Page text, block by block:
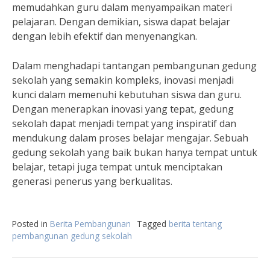
memudahkan guru dalam menyampaikan materi
pelajaran. Dengan demikian, siswa dapat belajar
dengan lebih efektif dan menyenangkan.
Dalam menghadapi tantangan pembangunan gedung
sekolah yang semakin kompleks, inovasi menjadi
kunci dalam memenuhi kebutuhan siswa dan guru.
Dengan menerapkan inovasi yang tepat, gedung
sekolah dapat menjadi tempat yang inspiratif dan
mendukung dalam proses belajar mengajar. Sebuah
gedung sekolah yang baik bukan hanya tempat untuk
belajar, tetapi juga tempat untuk menciptakan
generasi penerus yang berkualitas.
Posted in Berita Pembangunan Tagged berita tentang
pembangunan gedung sekolah